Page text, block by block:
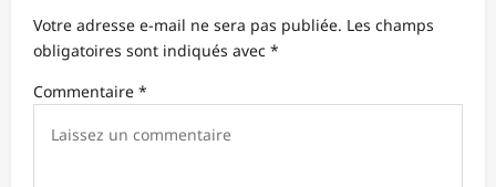
n
d
’
Votre adresse e-mail ne sera pas publiée. Les champs
obligatoires sont indiqués avec *
Commentaire *